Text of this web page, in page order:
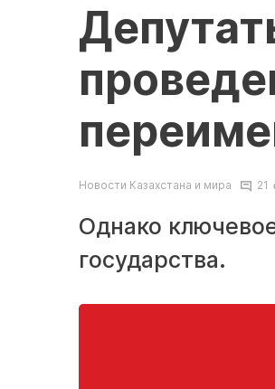
Новости Казахстана и мира 21
Однако
государства.